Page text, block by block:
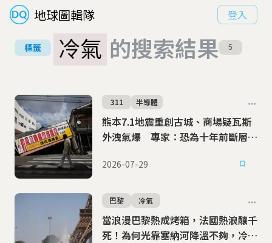
地球圖輯隊 登入
標籤 冷氣 的搜索結果 5
熊本7.1地震重創古城、商場疑瓦斯
外洩氣爆 專家：恐為十年前斷層再
311 半導體
2026-07-29
當浪漫巴黎熱成烤箱，法國熱浪釀千
死！為何光靠塞納河降溫不夠，冷氣
巴黎 冷氣